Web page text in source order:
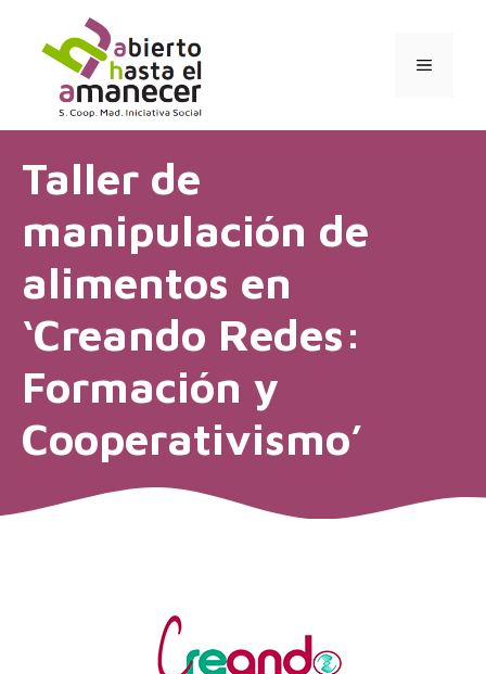
contenido
MENÚ
Taller de
manipulación de
alimentos en
‘Creando Redes:
Formación y
Cooperativismo’